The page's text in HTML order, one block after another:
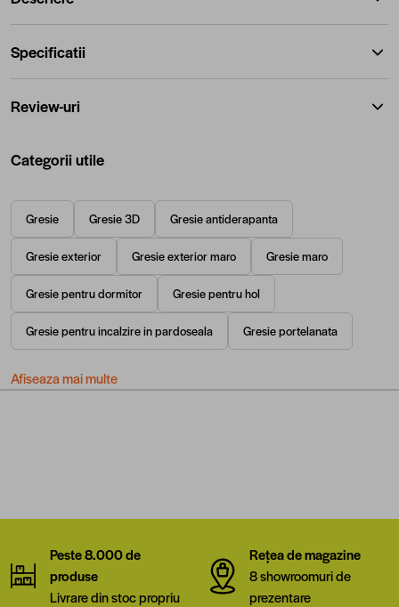
Specificatii
Review-uri
Categorii utile
Gresie Gresie 3D Gresie antiderapanta
Gresie exterior Gresie exterior maro Gresie maro
Gresie pentru dormitor Gresie pentru hol
Gresie pentru incalzire in pardoseala Gresie portelanata
Afiseaza mai multe
Peste 8.000 de
produse
Livrare din stoc propriu
Rețea de magazine
8 showroomuri de
prezentare